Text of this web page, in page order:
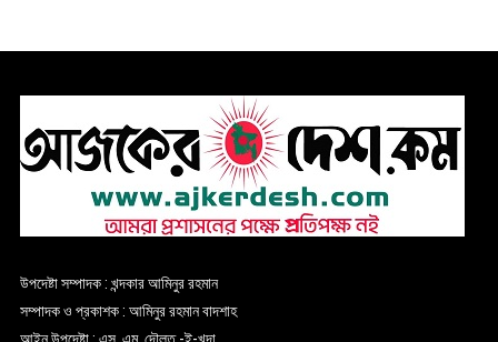
উপদেষ্টা সম্পাদক : খন্দকার আমিনুর রহমান
সম্পাদক ও প্রকাশক : আমিনুর রহমান বাদশাহ